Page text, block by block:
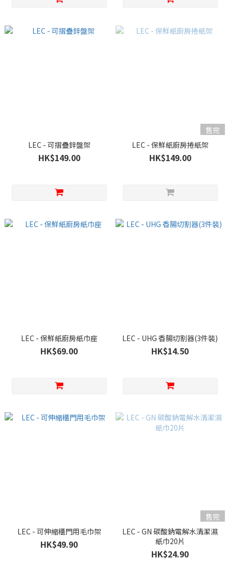
LEC - 可摺疊鋅盤架
HK$149.00
售完
LEC - 保鮮紙廚房捲紙架
HK$149.00
LEC - 保鮮紙廚房紙巾座
HK$69.00
LEC - UHG 香腸切割器(3件裝)
HK$14.50
LEC - 可伸縮櫃門用毛巾架
HK$49.90
售完
LEC - GN 碳酸鈉電解水清潔濕
紙巾20片
HK$24.90